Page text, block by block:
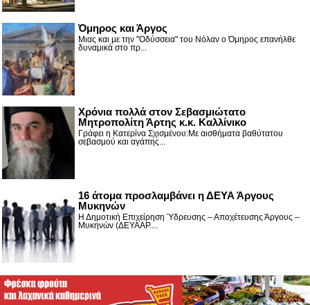
Όμηρος και Άργος
Μιας και με την "Οδύσσεια" του Νόλαν ο Όμηρος επανήλθε
δυναμικά στο πρ...
Χρόνια πολλά στον Σεβασμιώτατο
Μητροπολίτη Άρτης κ.κ. Καλλίνικο
Γράφει η Κατερίνα Σχισμένου:Με αισθήματα βαθύτατου
σεβασμού και αγάπης...
16 άτομα προσλαμβάνει η ΔΕΥΑ Άργους
Μυκηνών
Η Δημοτική Επιχείρηση Ύδρευσης – Αποχέτευσης Άργους –
Μυκηνών (ΔΕΥΑΑΡ....